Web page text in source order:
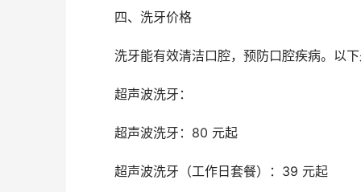
	四、洗牙价格
洗牙能有效清洁口腔，预防口腔疾病。以
	超声波洗牙：
	超声波洗牙：80 元起
	超声波洗牙（工作日套餐）：39 元起